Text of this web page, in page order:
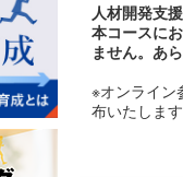
人材開発支
本コースに
ません。あ
※オンライン
布いたします